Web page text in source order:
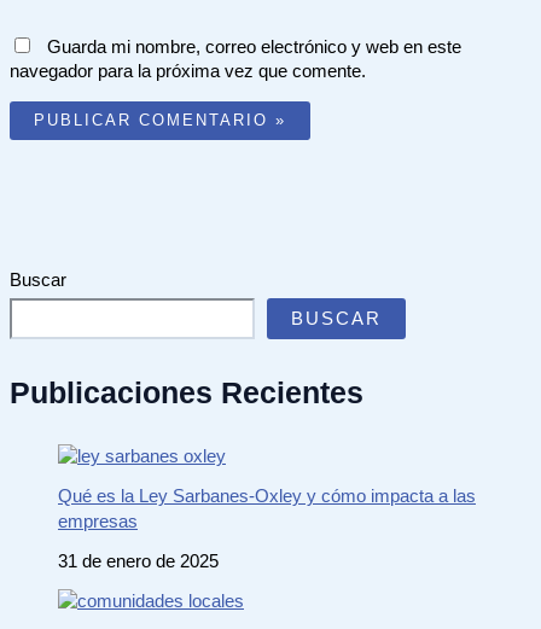
Guarda mi nombre, correo electrónico y web en este
navegador para la próxima vez que comente.
Buscar
BUSCAR
Publicaciones Recientes
Qué es la Ley Sarbanes-Oxley y cómo impacta a las
empresas
31 de enero de 2025